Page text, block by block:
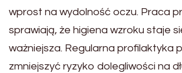
wprost na wydolność oczu. Praca
sprawiają, że higiena wzroku staje
ważniejsza. Regularna profilaktyka
zmniejszyć ryzyko dolegliwości na